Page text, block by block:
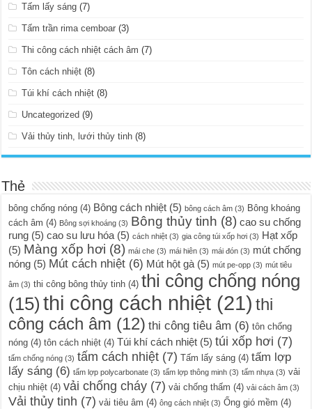
Tấm lấy sáng (7)
Tấm trần rima cemboar (3)
Thi công cách nhiệt cách âm (7)
Tôn cách nhiệt (8)
Túi khí cách nhiệt (8)
Uncategorized (9)
Vải thủy tinh, lưới thủy tinh (8)
Thẻ
bông chống nóng (4) Bông cách nhiệt (5) bông cách âm (3) Bông khoáng
cách âm (4) Bông sợi khoáng (3) Bông thủy tinh (8) cao su chống
rung (5) cao su lưu hóa (5) cách nhiệt (3) gia công túi xốp hơi (3) Hạt xốp
(5) Màng xốp hơi (8) mái che (3) mái hiên (3) mái đón (3) mút chống
nóng (5) Mút cách nhiệt (6) Mút hột gà (5) mút pe-opp (3) mút tiêu
âm (3) thi công bông thủy tinh (4) thi công chống nóng
(15) thi công cách nhiệt (21) thi
công cách âm (12) thi công tiêu âm (6) tôn chống
nóng (4) tôn cách nhiệt (4) Túi khí cách nhiệt (5) túi xốp hơi (7)
tấm chống nóng (3) tấm cách nhiệt (7) Tấm lấy sáng (4) tấm lợp
lấy sáng (6) tấm lợp polycarbonate (3) tấm lợp thông minh (3) tấm nhựa (3) vải
chịu nhiệt (4) vải chống cháy (7) vải chống thấm (4) vải cách âm (3)
Vải thủy tinh (7) vải tiêu âm (4) ông cách nhiệt (3) Ống gió mềm (4)